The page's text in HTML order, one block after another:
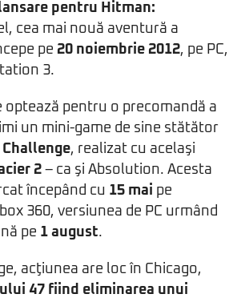
pentru Hitman:
cea mai nouă aventură a
pe 20 noiembrie 2012, pe PC,
3.
optează pentru o precomandă a
un mini-game de sine stătător
, realizat cu acelaşi
2 – ca şi Absolution. Acesta
începând cu 15 mai pe
360, versiunea de PC urmând
pe 1 august.
acţiunea are loc în Chicago,
47 fiind eliminarea unui